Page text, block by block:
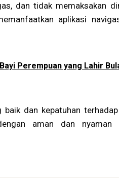
dan tidak memaksakan
aplikasi
Perempuan yang Lahir
baik dan kepatuhan
aman dan nyaman